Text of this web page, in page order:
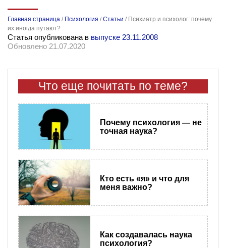
Главная страница / Психология /Статьи / Психиатр и психолог: почему
их иногда путают?
Статья опубликована в выпуске 23.11.2008
Обновлено 21.07.2020
Что еще почитать по теме?
Почему психология — не
точная наука?
Кто есть «я» и что для
меня важно?
Как создавалась наука
психология?